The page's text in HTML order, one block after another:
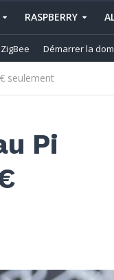
RASPBERRY
ZigBee Démarrer la
seulement
Pi